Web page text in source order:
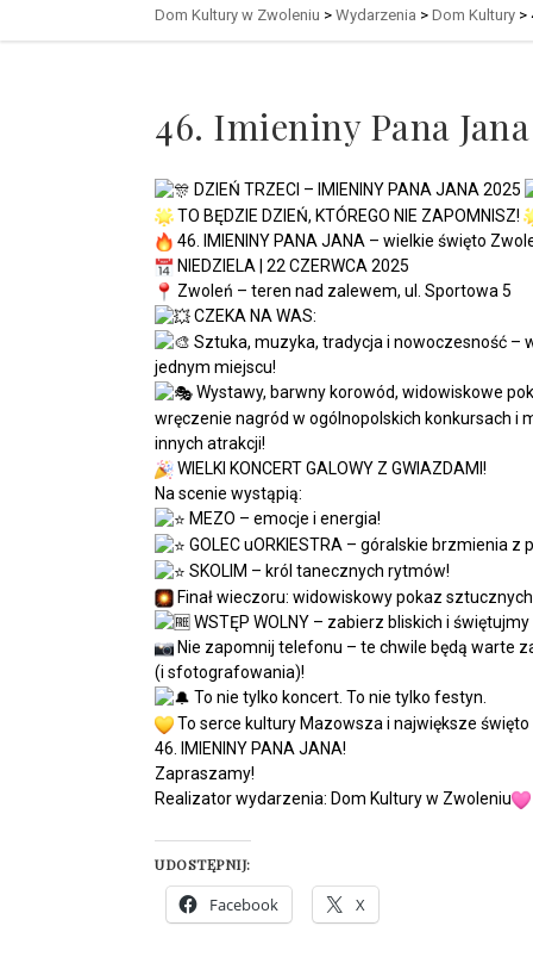
Dom Kultury w Zwoleniu > Wydarzenia > Dom Kultury >
46. Imieniny Pana Jana
DZIEŃ TRZECI – IMIENINY PANA JANA 2025
TO BĘDZIE DZIEŃ, KTÓREGO NIE ZAPOMNISZ!
46. IMIENINY PANA JANA – wielkie święto
NIEDZIELA | 22 CZERWCA 2025
Zwoleń – teren nad zalewem, ul. Sportowa 5
CZEKA NA WAS:
Sztuka, muzyka, tradycja i nowoczesność –
jednym miejscu!
Wystawy, barwny korowód, widowiskowe
wręczenie nagród w ogólnopolskich konkursach i
innych atrakcji!
WIELKI KONCERT GALOWY Z GWIAZDAMI!
Na scenie wystąpią:
MEZO – emocje i energia!
GOLEC uORKIESTRA – góralskie brzmienia z
SKOLIM – król tanecznych rytmów!
Finał wieczoru: widowiskowy pokaz
WSTĘP WOLNY – zabierz bliskich i
Nie zapomnij telefonu – te chwile będą warte
(i sfotografowania)!
To nie tylko koncert. To nie tylko festyn.
To serce kultury Mazowsza i największe
46. IMIENINY PANA JANA!
Zapraszamy!
Realizator wydarzenia: Dom Kultury w Zwoleniu
UDOSTĘPNIJ:
Facebook X